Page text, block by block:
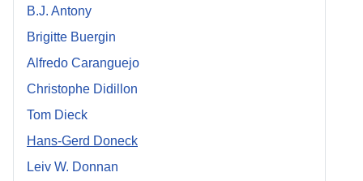
B.J. Antony
Brigitte Buergin
Alfredo Caranguejo
Christophe Didillon
Tom Dieck
Hans-Gerd Doneck
Leiv W. Donnan